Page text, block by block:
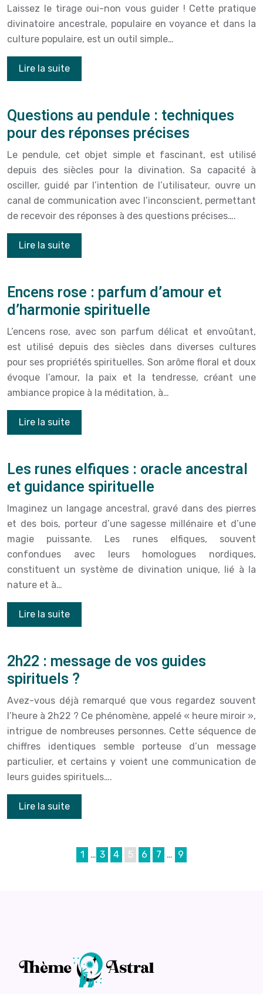
Laissez le tirage oui-non vous guider ! Cette pratique
divinatoire ancestrale, populaire en voyance et dans la
culture populaire, est un outil simple…
Lire la suite
Questions au pendule : techniques
pour des réponses précises
Le pendule, cet objet simple et fascinant, est utilisé
depuis des siècles pour la divination. Sa capacité à
osciller, guidé par l’intention de l’utilisateur, ouvre un
canal de communication avec l’inconscient, permettant
de recevoir des réponses à des questions précises….
Lire la suite
Encens rose : parfum d’amour et
d’harmonie spirituelle
L’encens rose, avec son parfum délicat et envoûtant,
est utilisé depuis des siècles dans diverses cultures
pour ses propriétés spirituelles. Son arôme floral et doux
évoque l’amour, la paix et la tendresse, créant une
ambiance propice à la méditation, à…
Lire la suite
Les runes elfiques : oracle ancestral
et guidance spirituelle
Imaginez un langage ancestral, gravé dans des pierres
et des bois, porteur d’une sagesse millénaire et d’une
magie puissante. Les runes elfiques, souvent
confondues avec leurs homologues nordiques,
constituent un système de divination unique, lié à la
nature et à…
Lire la suite
2h22 : message de vos guides
spirituels ?
Avez-vous déjà remarqué que vous regardez souvent
l’heure à 2h22 ? Ce phénomène, appelé « heure miroir »,
intrigue de nombreuses personnes. Cette séquence de
chiffres identiques semble porteuse d’un message
particulier, et certains y voient une communication de
leurs guides spirituels….
Lire la suite
1 … 3 4 5 6 7 … 9